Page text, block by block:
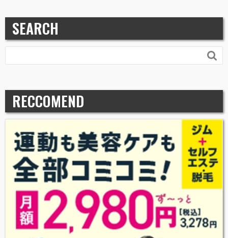
SEARCH

RECCOMEND